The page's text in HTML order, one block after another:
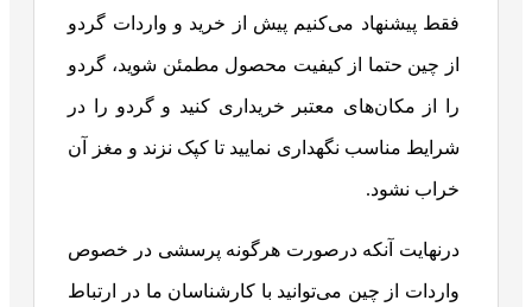
فقط پیشنهاد می‌کنیم پیش از خرید و واردات گردو
از چین حتما از کیفیت محصول مطمئن شوید، گردو
را از مکان‌های معتبر خریداری کنید و گردو را در
شرایط مناسب نگهداری نمایید تا کپک نزند و مغز آن
خراب نشود.
درنهایت آنکه درصورت هرگونه پرسشی در خصوص
واردات از چین می‌توانید با کارشناسان ما در ارتباط